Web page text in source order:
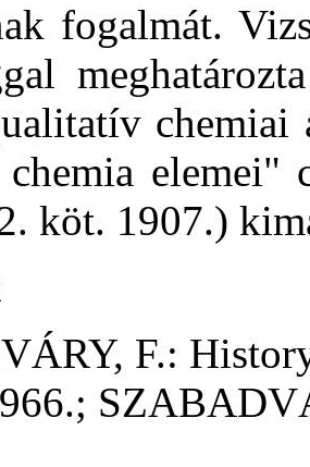
fogalmát.
chemiai
elemei"
köt. 1907.)
F.: